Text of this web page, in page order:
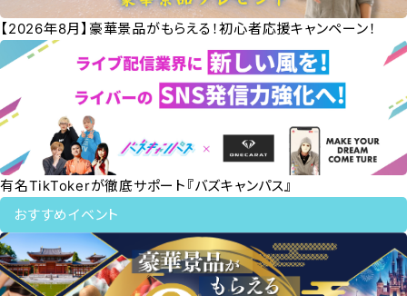
【2026年8月】豪華景品がもらえる！初心者応援キャンペーン！
有名TikTokerが徹底サポート『バズキャンパス』
おすすめイベント